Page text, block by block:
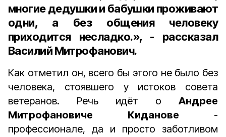
многие дедушки и бабушки проживают
одни, а без общения человеку
приходится несладко.», - рассказал
Василий Митрофанович.
Как отметил он, всего бы этого не было без
человека, стоявшего у истоков совета
ветеранов. Речь идёт о Андрее
Митрофановиче Киданове -
профессионале, да и просто заботливом